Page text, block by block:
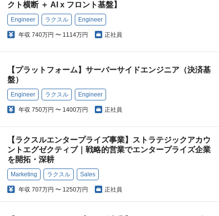
クト横断 ＋ AI x フロント基盤】
Engineer ラクスル Engineer
年収 740万円 〜 1114万円 正社員
【プラットフォーム】サーバーサイドエンジニア（決済基
盤）
Engineer ラクスル Engineer
年収 750万円 〜 1400万円 正社員
【ラクスルエンタープライズ事業】ストラテジックアカウ
ントエグゼクティブ｜戦略的営業でエンタープライズ企業
を開拓・深耕
Marketing ラクスル Sales
年収 707万円 〜 1250万円 正社員